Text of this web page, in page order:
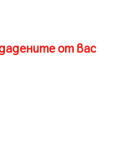
от вас